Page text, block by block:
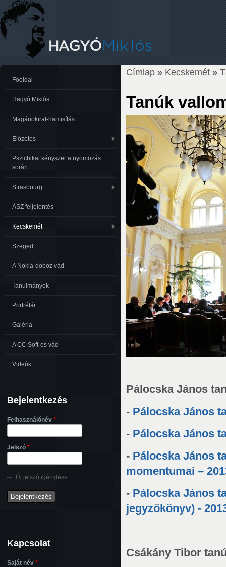
Címlap » Kecskemét »
Tanúk
Pálocska János
- Pálocska János
- Pálocska János
- Pálocska János
momentumai –
- Pálocska János
jegyzőkönyv) -
Csákány Tibor
Főoldal
Hagyó Miklós
Magánokirat-hamisítás
Előzetes
Pszichikai kényszer a nyomozás
során
Strasbourg
ÁSZ feljelentés
Kecskemét
Szeged
A Nokia-doboz vád
Tanulmányok
Portrétár
Galéria
A CC Soft-os vád
Videók
Bejelentkezés
Felhasználónév *
Jelszó *
Új jelszó igénylése
Kapcsolat
Saját név *